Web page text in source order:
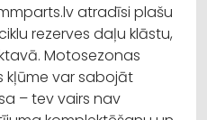
atradīsi plašu
rezerves daļu klāstu,
Motosezonas
kļūme var sabojāt
– tev vairs nav